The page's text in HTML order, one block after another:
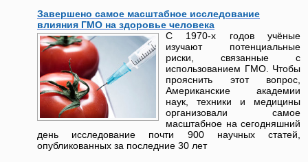
Завершено самое масштабное исследование
влияния ГМО на здоровье человека
С 1970-х годов учёные
изучают потенциальные
риски, связанные с
использованием ГМО. Чтобы
прояснить этот вопрос,
Американские академии
наук, техники и медицины
организовали самое
масштабное на сегодняшний
день исследование почти 900 научных статей,
опубликованных за последние 30 лет